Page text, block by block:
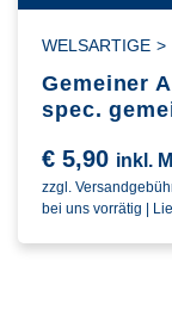
WELSARTIGE >
Gemeiner
spec.
€ 5,90 inkl.
zzgl.
bei uns vorrätig |